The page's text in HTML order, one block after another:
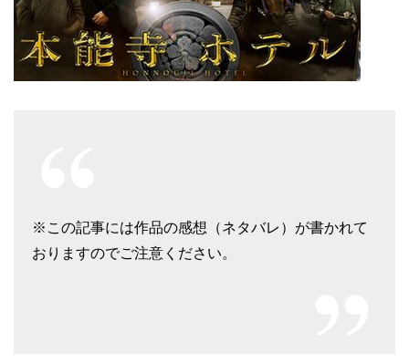
※この記事には作品の感想（ネタバレ）が書かれて
おりますのでご注意ください。